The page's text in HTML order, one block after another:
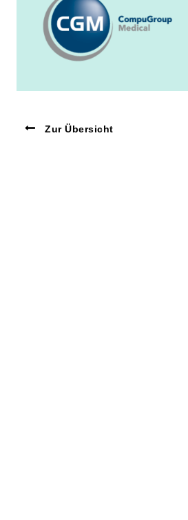
Zur Übersicht